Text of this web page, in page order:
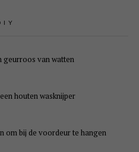
geurroos van watten
houten wasknijper
om bij de voordeur te hangen